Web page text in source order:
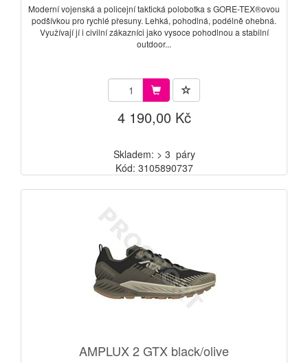
Moderní vojenská a policejní taktická polobotka s GORE-TEX®ovou
podšívkou pro rychlé přesuny. Lehká, pohodlná, podélně ohebná.
Využívají jí i civilní zákazníci jako vysoce pohodlnou a stabilní
outdoor...
4 190,00 Kč
Skladem: > 3 páry
Kód: 3105890737
AMPLUX 2 GTX black/olive